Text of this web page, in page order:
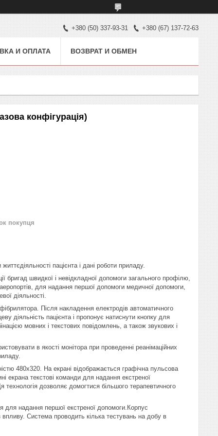
+380 (50) 337-93-31 +380 (67) 137-72-63
И ОПЛАТА ВОЗВРАТ И ОБМЕН
конфігурація)
покупця
пацієнта і дані роботи приладу.
бригад швидкої і невідкладної допомоги загального профілю,
для надання першої допомоги медичної допомоги,
діяльності.
Після накладення електродів автоматичного
діяльність пацієнта і пропонує натиснути кнопку для
мовних і текстових повідомлень, а також звукових і
в якості монітора при проведенні реанімаційних
480x320. На екрані відображається графічна пульсова
екрана текстові команди для надання екстреної
дозволяє домогтися більшого терапевтичного
надання першої екстреної допомоги.Корпус
Система проводить кілька тестувань на добу в